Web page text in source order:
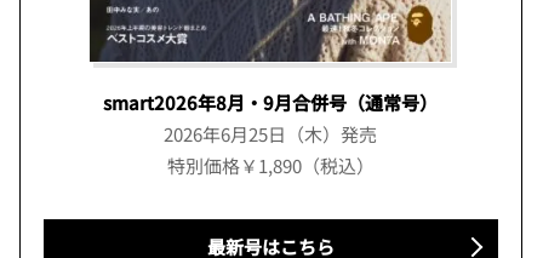
smart2026年8月・9月合併号（通常号）
2026年6月25日（木）発売
特別価格￥1,890（税込）
最新号はこちら